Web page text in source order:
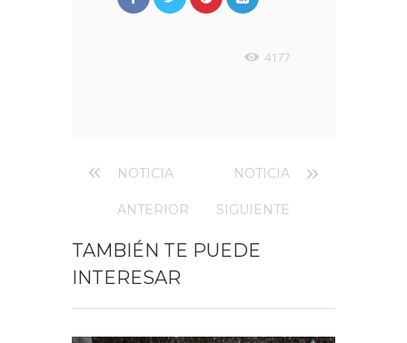
4177
NOTICIA
ANTERIOR
NOTICIA
SIGUIENTE
TAMBIÉN TE PUEDE
INTERESAR